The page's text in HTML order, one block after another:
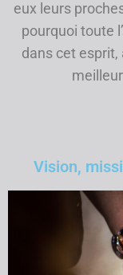
eux leurs
pourquoi toute
dans cet esprit,
Vision,